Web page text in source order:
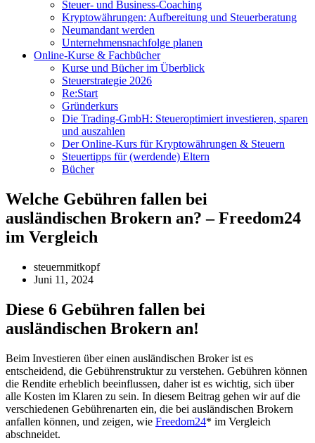
Steuer- und Business-Coaching
Kryptowährungen: Aufbereitung und Steuerberatung
Neumandant werden
Unternehmensnachfolge planen
Online-Kurse & Fachbücher
Kurse und Bücher im Überblick
Steuerstrategie 2026
Re:Start
Gründerkurs
Die Trading-GmbH: Steueroptimiert investieren, sparen
und auszahlen
Der Online-Kurs für Kryptowährungen & Steuern
Steuertipps für (werdende) Eltern
Bücher
Welche Gebühren fallen bei
ausländischen Brokern an? – Freedom24
im Vergleich
steuernmitkopf
Juni 11, 2024
Diese 6 Gebühren fallen bei
ausländischen Brokern an!
Beim Investieren über einen ausländischen Broker ist es
entscheidend, die Gebührenstruktur zu verstehen. Gebühren können
die Rendite erheblich beeinflussen, daher ist es wichtig, sich über
alle Kosten im Klaren zu sein. In diesem Beitrag gehen wir auf die
verschiedenen Gebührenarten ein, die bei ausländischen Brokern
anfallen können, und zeigen, wie Freedom24* im Vergleich
abschneidet.